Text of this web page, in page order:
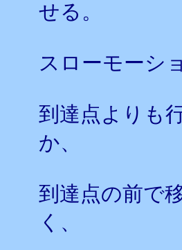
せる。
スローモーシ
到達点よりも
か、
到達点の前で
く、